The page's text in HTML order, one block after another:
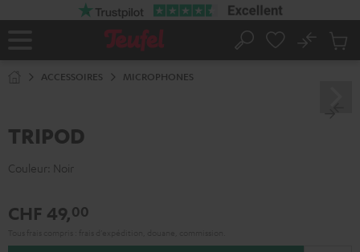
Page
Rechercher
No
ACCESSOIRES MICROPHONES
TRIPOD
Couleur: Noir
CHF 49,00